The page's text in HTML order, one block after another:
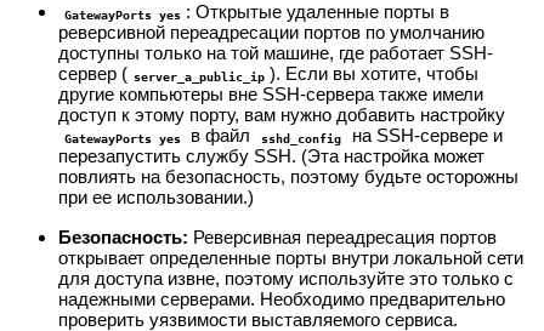
GatewayPorts yes : Открытые удаленные порты в
реверсивной переадресации портов по умолчанию
доступны только на той машине, где работает SSH-
сервер ( server_a_public_ip ). Если вы хотите, чтобы
другие компьютеры вне SSH-сервера также имели
доступ к этому порту, вам нужно добавить настройку
GatewayPorts yes в файл sshd_config
на SSH-сервере и
перезапустить службу SSH. (Эта настройка может
повлиять на безопасность, поэтому будьте осторожны
при ее использовании.)
Безопасность: Реверсивная переадресация портов
открывает определенные порты внутри локальной сети
для доступа извне, поэтому используйте это только с
надежными серверами. Необходимо предварительно
проверить уязвимости выставляемого сервиса.